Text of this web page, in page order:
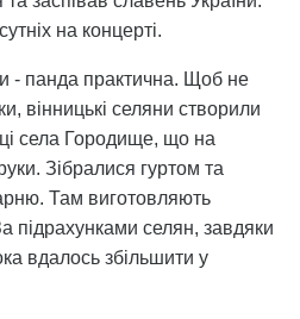
на концерті.
- панда практична. Щоб не
вінницькі селяни створили
села Городище, що на
Зібралися гуртом та
Там виготовляють
підрахунками селян, завдяки
вдалось збільшити у